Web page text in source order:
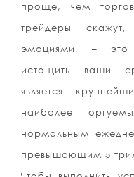
проще, чем
трейдеры
эмоциями, –
истощить ваши
является
наиболее
нормальным
превышающим 5